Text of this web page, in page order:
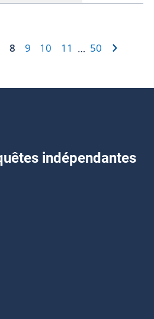
8 9 10 11 … 50
indépendantes